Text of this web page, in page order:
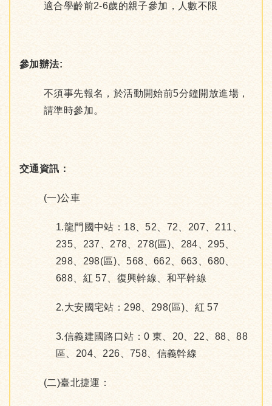
適合學齡前2-6歲的親子參加，人數不限
參加辦法:
不須事先報名，於活動開始前5分鐘開放進場，
請準時參加。
交通資訊：
(一)公車
1.龍門國中站：18、52、72、207、211、
235、237、278、278(區)、284、295、
298、298(區)、568、662、663、680、
688、紅 57、復興幹線、和平幹線
2.大安國宅站：298、298(區)、紅 57
3.信義建國路口站：0 東、20、22、88、88
區、204、226、758、信義幹線
(二)臺北捷運：